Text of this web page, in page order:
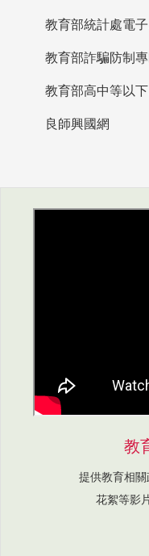
教育部詐騙防制
良師興國網
教
提供教育相
花絮等影